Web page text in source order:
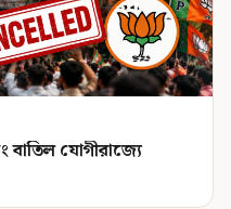
বাতিল যোগীরাজ্যে